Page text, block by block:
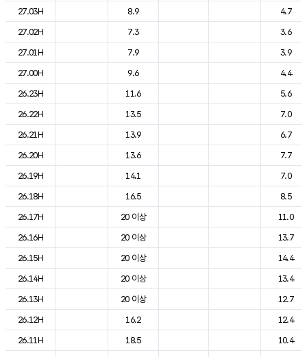
27.03H
8.9
4.7
27.02H
7.3
3.6
27.01H
7.9
3.9
27.00H
9.6
4.4
26.23H
11.6
5.6
26.22H
13.5
7.0
26.21H
13.9
6.7
26.20H
13.6
7.7
26.19H
14.1
7.0
26.18H
16.5
8.5
26.17H
20 이상
11.0
26.16H
20 이상
13.7
26.15H
20 이상
14.4
26.14H
20 이상
13.4
26.13H
20 이상
12.7
26.12H
16.2
12.4
26.11H
18.5
10.4